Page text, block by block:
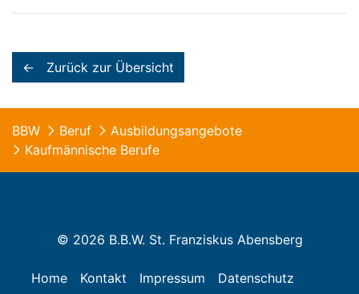
← Zurück zur Übersicht
BBW Beruf
Ausbildungsangebote
Kaufmännische Berufe
© 2026 B.B.W. St. Franziskus Abensberg
Home Kontakt Impressum
Datenschutz